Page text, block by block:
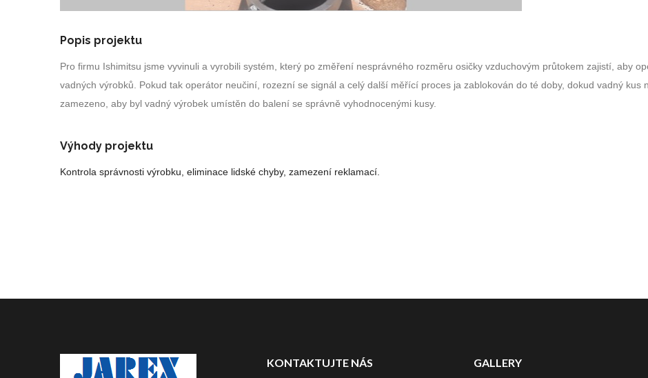
Popis projektu
Pro firmu Ishimitsu jsme vyvinuli a vyrobili systém, který po změření nesprávného rozměru osičky vzduchovým průtokem zajistí, aby
vadných výrobků. Pokud tak operátor neučiní, rozezní se signál a celý další měřící proces ja zablokován do té doby, dokud vadný kus
zamezeno, aby byl vadný výrobek umístěn do balení se správně vyhodnocenými kusy.
Výhody projektu
Kontrola správnosti výrobku, eliminace lidské chyby, zamezení reklamací.
KONTAKTUJTE NÁS GALLERY